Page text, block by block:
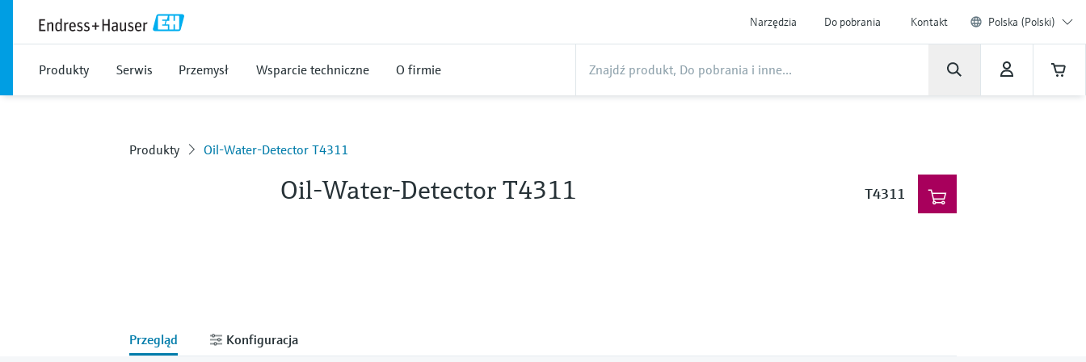
Narzędzia Do pobrania Kontakt Polska (Polski)
Produkty Serwis Przemysł Wsparcie techniczne O firmie
Produkty Oil-Water-Detector T4311
Oil-Water-Detector T4311 T4311
Przegląd Konfiguracja